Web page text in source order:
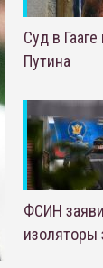
Суд в
Путина
ФСИН
изоляторы